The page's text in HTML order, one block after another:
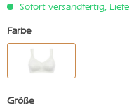
Sofort versandfertig,
Farbe
Größe